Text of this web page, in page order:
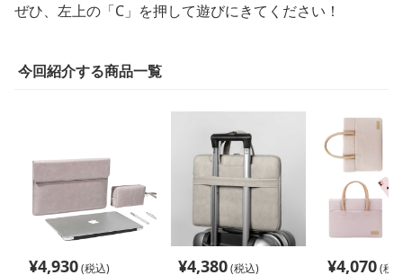
ぜひ、左上の「C」を押して遊びにきてください！
今回紹介する商品一覧
¥4,930(税込)
¥4,380(税込)
¥4,070(税